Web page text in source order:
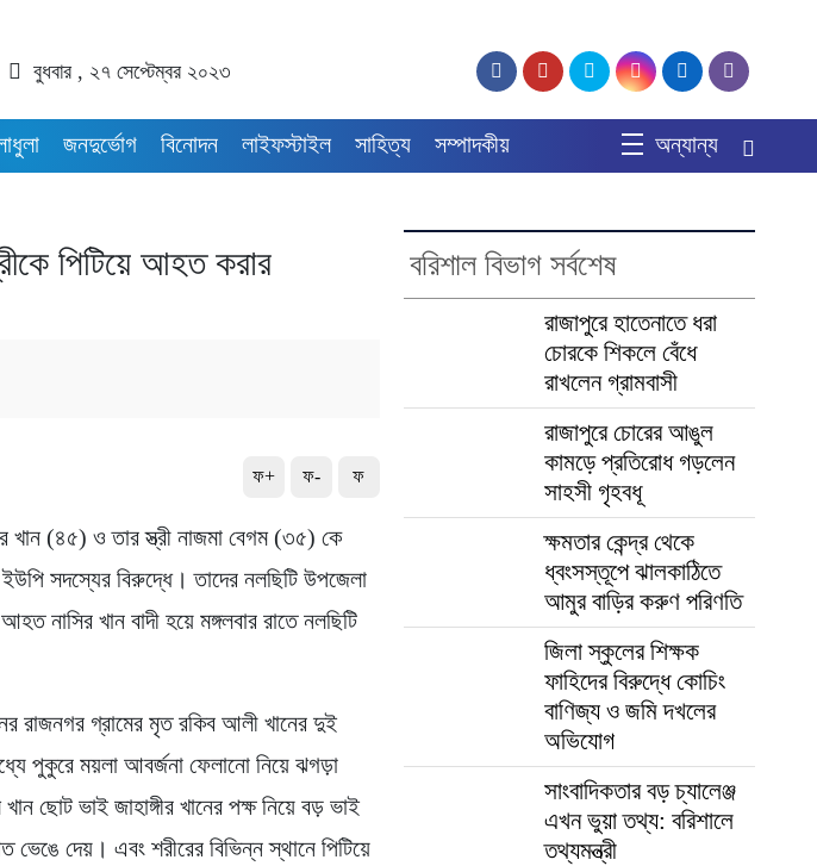
বুধবার , ২৭ সেপ্টেম্বর ২০২৩
জনদুর্ভোগ বিনোদন লাইফস্টাইল সাহিত্য সম্পাদকীয় অন্যান্য
পিটিয়ে আহত করার
ফ+ ফ- ফ
খান (৪৫) ও তার স্ত্রী নাজমা বেগম (৩৫) কে
সদস্যের বিরুদ্ধে। তাদের নলছিটি উপজেলা
নাসির খান বাদী হয়ে মঙ্গলবার রাতে নলছিটি
রাজনগর গ্রামের মৃত রকিব আলী খানের দুই
পুকুরে ময়লা আবর্জনা ফেলানো নিয়ে ঝগড়া
ছোট ভাই জাহাঙ্গীর খানের পক্ষ নিয়ে বড় ভাই
ভেঙে দেয়। এবং শরীরের বিভিন্ন স্থানে পিটিয়ে
বরিশাল বিভাগ সর্বশেষ
রাজাপুরে হাতেনাতে ধরা
চোরকে শিকলে বেঁধে
রাখলেন গ্রামবাসী
রাজাপুরে চোরের আঙুল
কামড়ে প্রতিরোধ গড়লেন
সাহসী গৃহবধূ
ক্ষমতার কেন্দ্র থেকে
ধ্বংসস্তূপে ঝালকাঠিতে
আমুর বাড়ির করুণ পরিণতি
জিলা স্কুলের শিক্ষক
ফাহিদের বিরুদ্ধে কোচিং
বাণিজ্য ও জমি দখলের
অভিযোগ
সাংবাদিকতার বড় চ্যালেঞ্জ
এখন ভুয়া তথ্য: বরিশালে
তথ্যমন্ত্রী